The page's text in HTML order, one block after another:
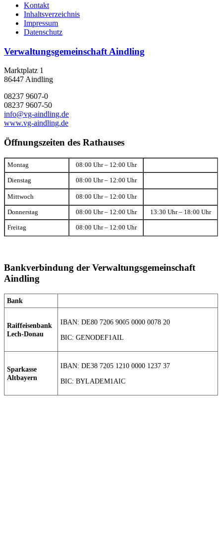
Kontakt
Inhaltsverzeichnis
Impressum
Datenschutz
Verwaltungsgemeinschaft Aindling
Marktplatz 1
86447 Aindling
08237 9607-0
08237 9607-50
info@vg-aindling.de
www.vg-aindling.de
Öffnungszeiten des Rathauses
Montag 08:00 Uhr – 12:00 Uhr
Dienstag 08:00 Uhr – 12:00 Uhr
Mittwoch 08:00 Uhr – 12:00 Uhr
Donnerstag 08:00 Uhr – 12:00 Uhr 13:30 Uhr – 18:00 Uhr
Freitag 08:00 Uhr – 12:00 Uhr
Bankverbindung der Verwaltungsgemeinschaft
Aindling
Bank
Raiffeisenbank
Lech-Donau
IBAN: DE80 7206 9005 0000 0078 20
BIC: GENODEF1AIL
Sparkasse
Altbayern
IBAN: DE38 7205 1210 0000 1237 37
BIC: BYLADEM1AIC